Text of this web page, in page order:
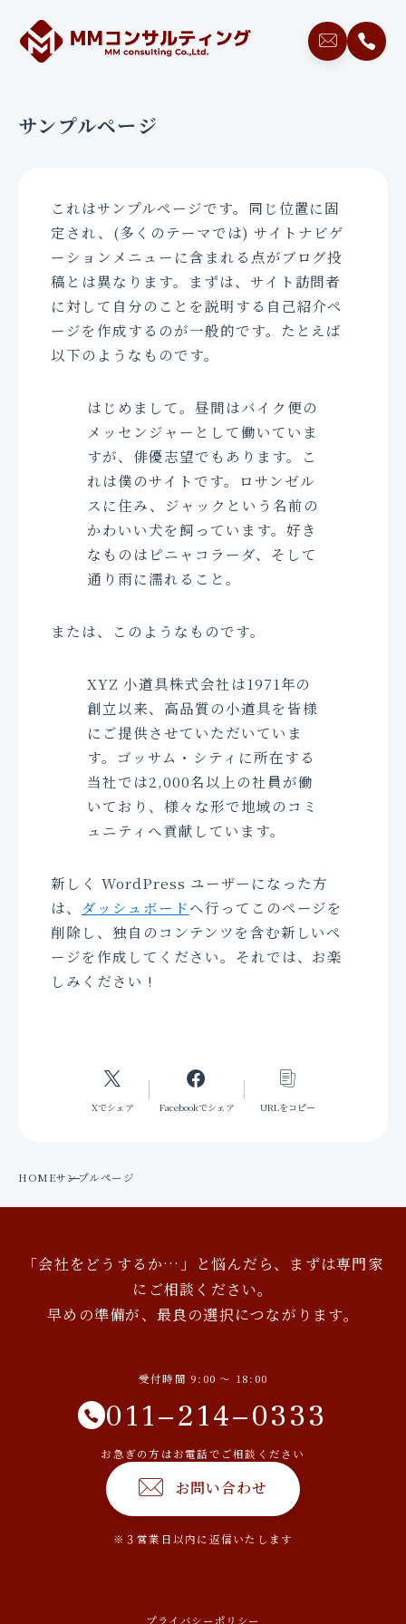
サンプルページ
これはサンプルページです。同じ位置に固
定され、(多くのテーマでは) サイトナビゲ
ーションメニューに含まれる点がブログ投
稿とは異なります。まずは、サイト訪問者
に対して自分のことを説明する自己紹介ペ
ージを作成するのが一般的です。たとえば
以下のようなものです。
はじめまして。昼間はバイク便の
メッセンジャーとして働いていま
すが、俳優志望でもあります。こ
れは僕のサイトです。ロサンゼル
スに住み、ジャックという名前の
かわいい犬を飼っています。好き
なものはピニャコラーダ、そして
通り雨に濡れること。
または、このようなものです。
XYZ 小道具株式会社は1971年の
創立以来、高品質の小道具を皆様
にご提供させていただいていま
す。ゴッサム・シティに所在する
当社では2,000名以上の社員が働
いており、様々な形で地域のコミ
ュニティへ貢献しています。
新しく WordPress ユーザーになった方
は、 ダッシュボードへ行ってこのページを
削除し、独自のコンテンツを含む新しいペ
ージを作成してください。それでは、お楽
しみください !
Xでシェア Facebookでシェア URLをコピー
HOMEサンプルページ
「会社をどうするか…」と悩んだら、まずは専門家
にご相談ください。
早めの準備が、最良の選択につながります。
受付時間 9:00 〜 18:00
011−214−0333
お急ぎの方はお電話でご相談ください
お問い合わせ
※３営業日以内に返信いたします
プライバシーポリシー